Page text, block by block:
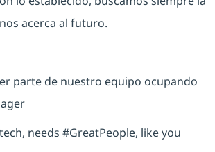
acerca al futuro.
parte de nuestro equipo ocupando
needs #GreatPeople, like you